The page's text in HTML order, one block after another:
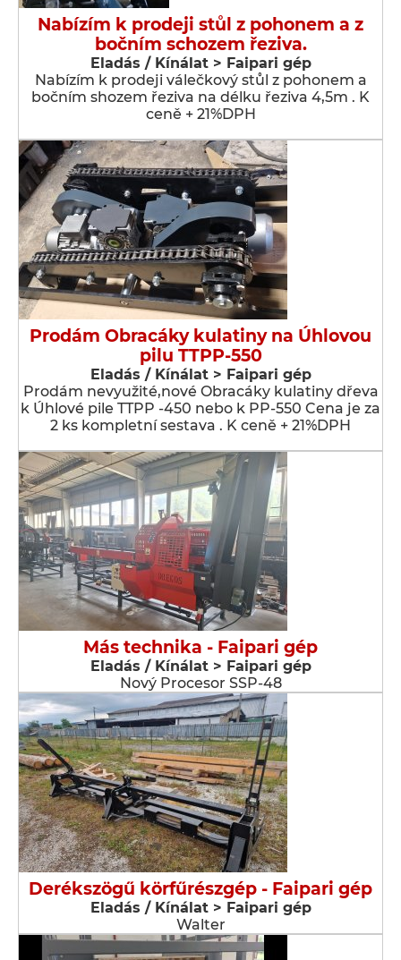
Nabízím k prodeji stůl z pohonem a z
bočním schozem řeziva.
Eladás / Kínálat > Faipari gép
Nabízím k prodeji válečkový stůl z pohonem a
bočním shozem řeziva na délku řeziva 4,5m . K
ceně + 21%DPH
Prodám Obracáky kulatiny na Úhlovou
pilu TTPP-550
Eladás / Kínálat > Faipari gép
Prodám nevyužité,nové Obracáky kulatiny dřeva
k Úhlové pile TTPP -450 nebo k PP-550 Cena je za
2 ks kompletní sestava . K ceně + 21%DPH
Más technika - Faipari gép
Eladás / Kínálat > Faipari gép
Nový Procesor SSP-48
Derékszögű körfűrészgép - Faipari gép
Eladás / Kínálat > Faipari gép
Walter